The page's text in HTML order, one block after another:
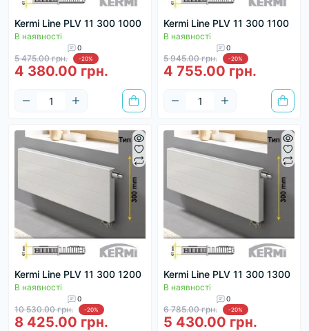
Kermi Line PLV 11 300 1000
В наявності
0
5 475.00 грн. -20%
4 380.00 грн.
Kermi Line PLV 11 300 1100
В наявності
0
5 945.00 грн. -20%
4 755.00 грн.
Kermi Line PLV 11 300 1200
В наявності
0
10 530.00 грн. -20%
8 425.00 грн.
Kermi Line PLV 11 300 1300
В наявності
0
6 785.00 грн. -20%
5 430.00 грн.